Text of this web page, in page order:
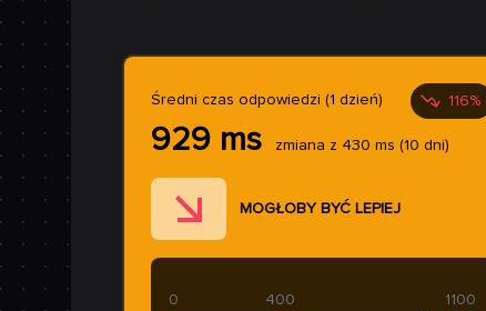
Średni czas odpowiedzi (1 dzień) 116%
929 ms zmiana z 430 ms (10 dni)
MOGŁOBY BYĆ LEPIEJ
400
0 1100